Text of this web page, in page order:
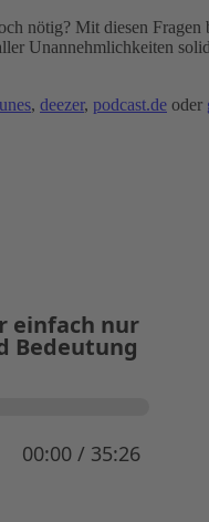
nötig? Mit diesen
Unannehmlichkeiten
, deezer, podcast.de oder